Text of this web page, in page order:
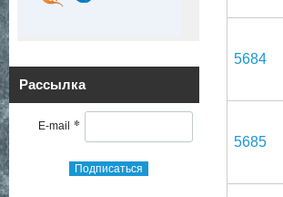
Рассылка
E-mail *
Подписаться
5684
5685